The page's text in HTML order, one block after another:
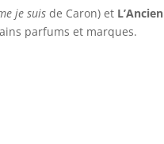
je suis de Caron) et L’Ancien
parfums et marques.